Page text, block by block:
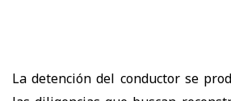
La detención del conductor se